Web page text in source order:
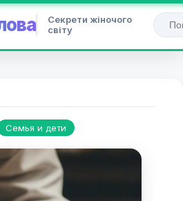
Секрети жіночого
світу
Семья и дети